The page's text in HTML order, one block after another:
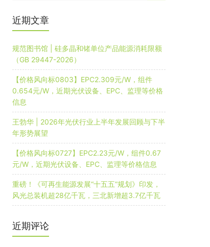
近期文章
规范图书馆 | 硅多晶和锗单位产品能源消耗限额
（GB 29447-2026）
【价格风向标0803】EPC2.309元/W，组件
0.654元/W，近期光伏设备、EPC、监理等价格
信息
王勃华 | 2026年光伏行业上半年发展回顾与下半
年形势展望
【价格风向标0727】EPC2.23元/W，组件0.67
元/W，近期光伏设备、EPC、监理等价格信息
重磅！《可再生能源发展“十五五”规划》印发，
风光总装机超28亿千瓦，三北新增超3.7亿千瓦
近期评论